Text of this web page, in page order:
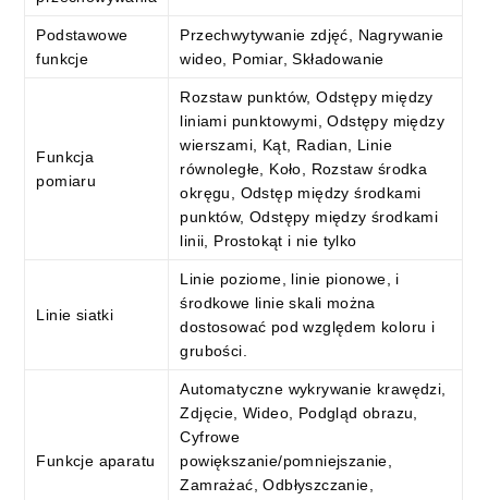
Podstawowe
funkcje
Przechwytywanie zdjęć, Nagrywanie
wideo, Pomiar, Składowanie
Funkcja
pomiaru
Rozstaw punktów, Odstępy między
liniami punktowymi, Odstępy między
wierszami, Kąt, Radian, Linie
równoległe, Koło, Rozstaw środka
okręgu, Odstęp między środkami
punktów, Odstępy między środkami
linii, Prostokąt i nie tylko
Linie siatki
Linie poziome, linie pionowe, i
środkowe linie skali można
dostosować pod względem koloru i
grubości.
Funkcje aparatu
Automatyczne wykrywanie krawędzi,
Zdjęcie, Wideo, Podgląd obrazu,
Cyfrowe
powiększanie/pomniejszanie,
Zamrażać, Odbłyszczanie,